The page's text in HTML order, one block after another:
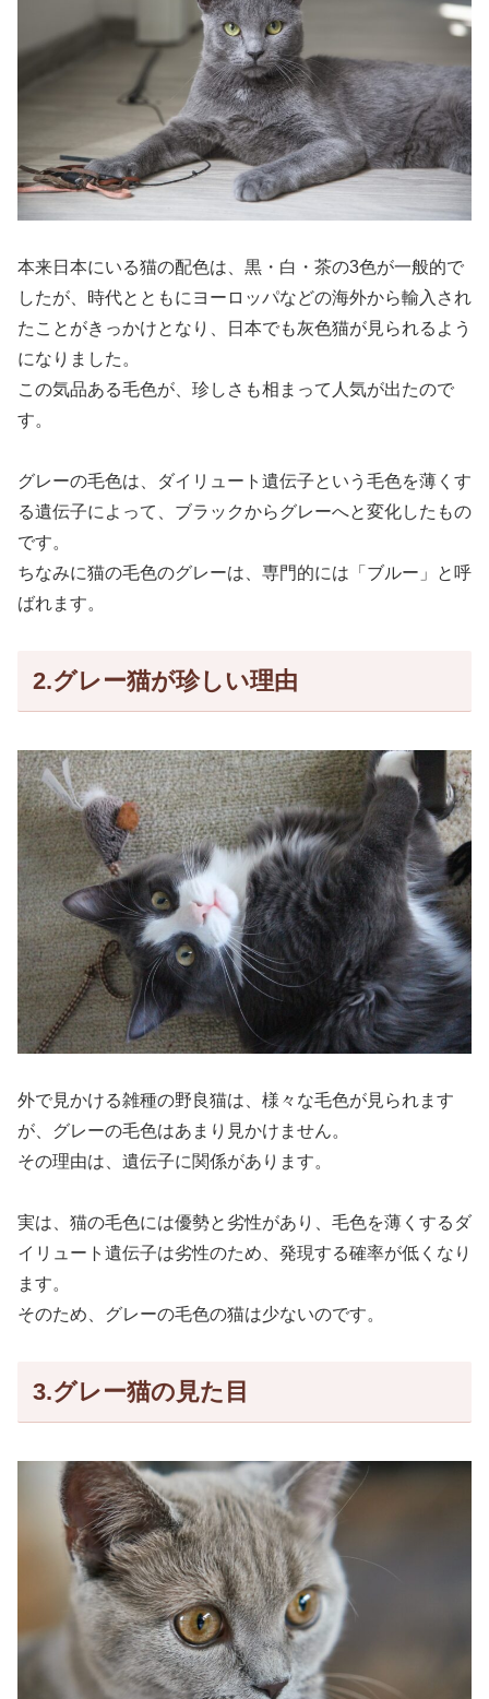
本来日本にいる猫の配色は、黒・白・茶の3色が一般的で
したが、時代とともにヨーロッパなどの海外から輸入され
たことがきっかけとなり、日本でも灰色猫が見られるよう
になりました。
この気品ある毛色が、珍しさも相まって人気が出たので
す。
グレーの毛色は、ダイリュート遺伝子という毛色を薄くす
る遺伝子によって、ブラックからグレーへと変化したもの
です。
ちなみに猫の毛色のグレーは、専門的には「ブルー」と呼
ばれます。
2.グレー猫が珍しい理由
外で見かける雑種の野良猫は、様々な毛色が見られます
が、グレーの毛色はあまり見かけません。
その理由は、遺伝子に関係があります。
実は、猫の毛色には優勢と劣性があり、毛色を薄くするダ
イリュート遺伝子は劣性のため、発現する確率が低くなり
ます。
そのため、グレーの毛色の猫は少ないのです。
3.グレー猫の見た目